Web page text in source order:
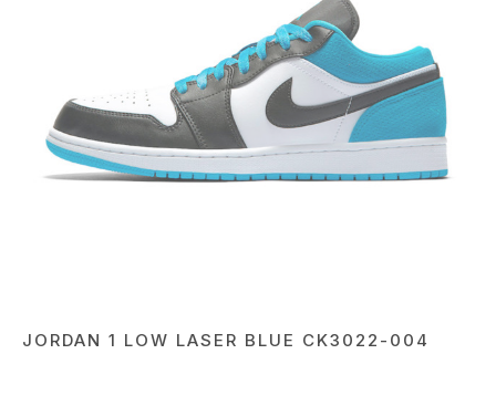
JORDAN 1 LOW LASER BLUE CK3022-004